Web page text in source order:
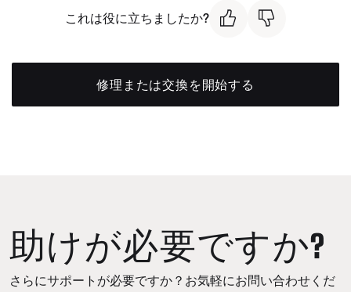
これは役に立ちましたか?
修理または交換を開始する
助けが必要ですか?
さらにサポートが必要ですか？お気軽にお問い合わせくだ